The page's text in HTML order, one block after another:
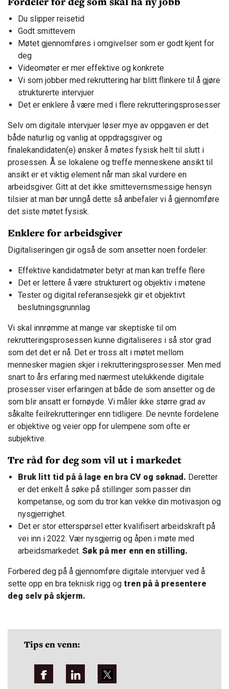
Du slipper reisetid
Godt smittevern
Møtet gjennomføres i omgivelser som er godt kjent for
deg
Videomøter er mer effektive og konkrete
Vi som jobber med rekruttering har blitt flinkere til å gjøre
strukturerte intervjuer
Det er enklere å være med i flere rekrutteringsprosesser
Selv om digitale intervjuer løser mye av oppgaven er det
både naturlig og vanlig at oppdragsgiver og
finalekandidaten(e) ønsker å møtes fysisk helt til slutt i
prosessen. Å se lokalene og treffe menneskene ansikt til
ansikt er et viktig element når man skal vurdere en
arbeidsgiver. Gitt at det ikke smittevernsmessige hensyn
tilsier at man bør unngå dette så anbefaler vi å gjennomføre
det siste møtet fysisk.
Enklere for arbeidsgiver
Digitaliseringen gir også de som ansetter noen fordeler:
Effektive kandidatmøter betyr at man kan treffe flere
Det er lettere å være strukturert og objektiv i møtene
Tester og digital referansesjekk gir et objektivt
beslutningsgrunnlag
Vi skal innrømme at mange var skeptiske til om
rekrutteringsprosessen kunne digitaliseres i så stor grad
som det det er nå. Det er tross alt i møtet mellom
mennesker magien skjer i rekrutteringsprosesser. Men med
snart to års erfaring med nærmest utelukkende digitale
prosesser viser erfaringen at både de som ansetter og de
som blir ansatt er fornøyde. Vi måler ikke større grad av
såkalte feilrekrutteringer enn tidligere. De nevnte fordelene
er objektive og veier opp for ulempene som ofte er
subjektive.
Tre råd for deg som vil ut i markedet
Bruk litt tid på å lage en bra CV og søknad. Deretter
er det enkelt å søke på stillinger som passer din
kompetanse, og som du tror kan vekke din motivasjon og
nysgjerrighet.
Det er stor etterspørsel etter kvalifisert arbeidskraft på
vei inn i 2022. Vær nysgjerrig og åpen i møte med
arbeidsmarkedet. Søk på mer enn en stilling.
Forbered deg på å gjennomføre digitale intervjuer ved å
sette opp en bra teknisk rigg og tren på å presentere
deg selv på skjerm.
Tips en venn: